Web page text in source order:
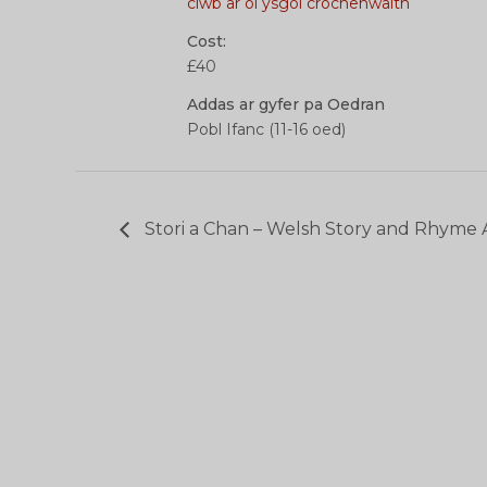
Cost:
£40
Addas ar gyfer pa Oedran
Pobl Ifanc (11-16 oed)
Stori a Chan – Welsh Story and Rhyme